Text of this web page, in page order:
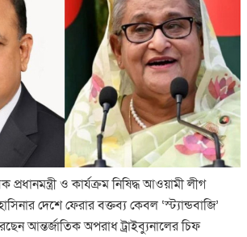
প্রধানমন্ত্রী ও কার্যক্রম নিষিদ্ধ আওয়ামী লীগ
দেশে ফেরার বক্তব্য কেবল ‘স্ট্যান্ডবাজি’
আন্তর্জাতিক অপরাধ ট্রাইব্যুনালের চিফ